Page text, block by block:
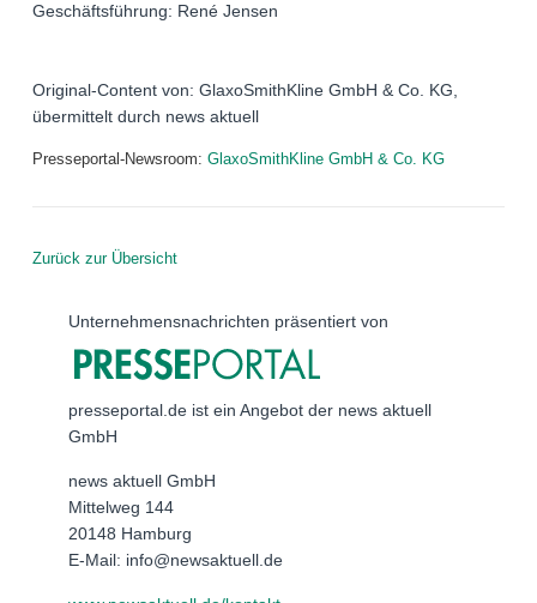
Geschäftsführung: René Jensen
Original-Content von: GlaxoSmithKline GmbH & Co. KG,
übermittelt durch news aktuell
Presseportal-Newsroom: GlaxoSmithKline GmbH & Co. KG
Zurück zur Übersicht
Unternehmensnachrichten präsentiert von
presseportal.de ist ein Angebot der news aktuell
GmbH
news aktuell GmbH
Mittelweg 144
20148 Hamburg
E-Mail: info@newsaktuell.de